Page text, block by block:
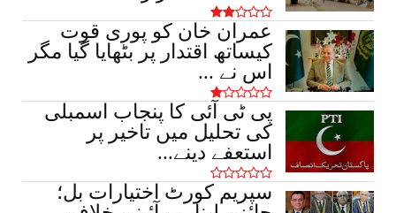
عمران خان کو پوری قوت
کیساتھ اقتدار پر بٹھایا گیا مگر
اس نے ...
پی ٹی آئی کا پنجاب اسمبلی
کی تحلیل میں تاخیر پر
استعفے دینے...
سپریم کورٹ اختیارات بل؛